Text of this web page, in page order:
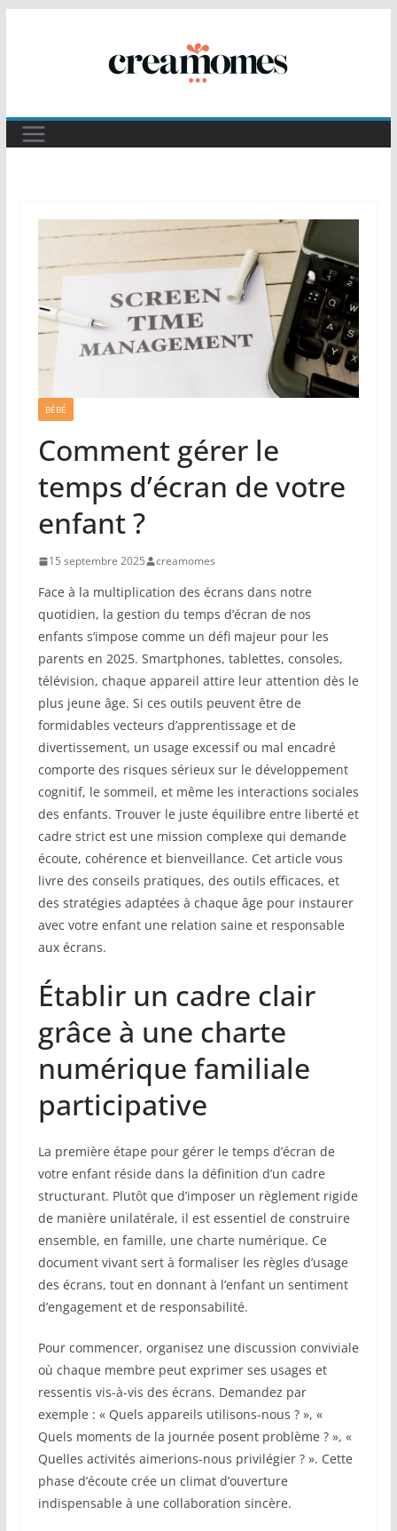
BÉBÉ
Comment gérer le
temps d’écran de votre
enfant ?
15 septembre 2025 creamomes
Face à la multiplication des écrans dans notre
quotidien, la gestion du temps d’écran de nos
enfants s’impose comme un défi majeur pour les
parents en 2025. Smartphones, tablettes, consoles,
télévision, chaque appareil attire leur attention dès le
plus jeune âge. Si ces outils peuvent être de
formidables vecteurs d’apprentissage et de
divertissement, un usage excessif ou mal encadré
comporte des risques sérieux sur le développement
cognitif, le sommeil, et même les interactions sociales
des enfants. Trouver le juste équilibre entre liberté et
cadre strict est une mission complexe qui demande
écoute, cohérence et bienveillance. Cet article vous
livre des conseils pratiques, des outils efficaces, et
des stratégies adaptées à chaque âge pour instaurer
avec votre enfant une relation saine et responsable
aux écrans.
Établir un cadre clair
grâce à une charte
numérique familiale
participative
La première étape pour gérer le temps d’écran de
votre enfant réside dans la définition d’un cadre
structurant. Plutôt que d’imposer un règlement rigide
de manière unilatérale, il est essentiel de construire
ensemble, en famille, une charte numérique. Ce
document vivant sert à formaliser les règles d’usage
des écrans, tout en donnant à l’enfant un sentiment
d’engagement et de responsabilité.
Pour commencer, organisez une discussion conviviale
où chaque membre peut exprimer ses usages et
ressentis vis-à-vis des écrans. Demandez par
exemple : « Quels appareils utilisons-nous ? », «
Quels moments de la journée posent problème ? », «
Quelles activités aimerions-nous privilégier ? ». Cette
phase d’écoute crée un climat d’ouverture
indispensable à une collaboration sincère.